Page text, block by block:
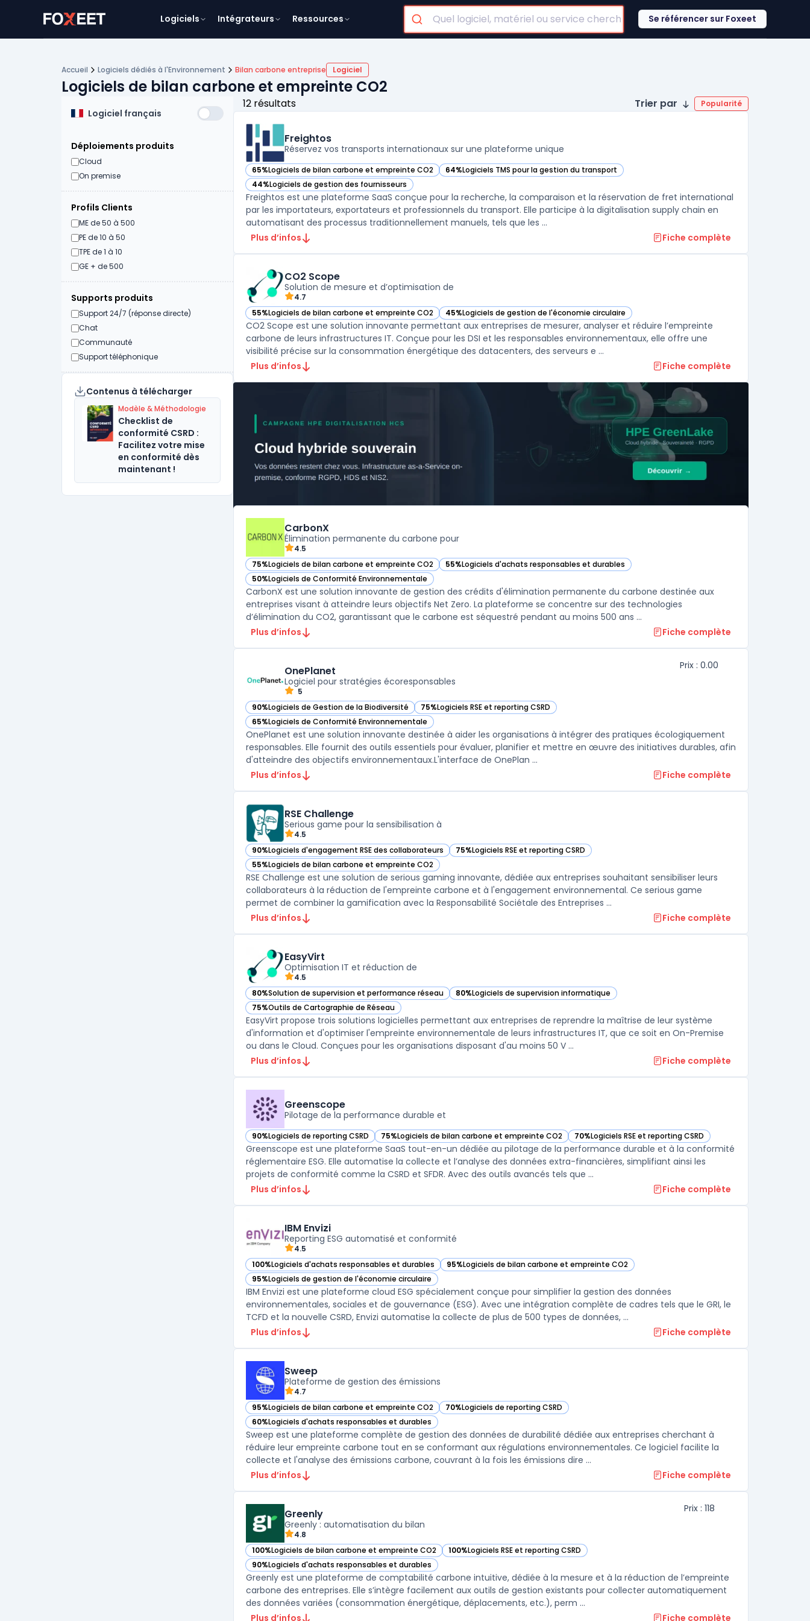
Logiciels Intégrateurs Ressources Se référencer sur Foxeet
Accueil Logiciels dédiés à l'Environnement Bilan carbone entreprise Logiciel
Logiciels de bilan carbone et empreinte CO2
Logiciel français
Déploiements produits
Cloud
On premise
Profils Clients
ME de 50 à 500
PE de 10 à 50
TPE de 1 à 10
GE + de 500
Supports produits
Support 24/7 (réponse directe)
Chat
Communauté
Support téléphonique
Contenus à télécharger
Modèle & Méthodologie
Checklist de
conformité CSRD :
Facilitez votre mise
en conformité dès
maintenant !
12 résultats Trier par Popularité
Freightos
Réservez vos transports internationaux sur une plateforme unique
65%Logiciels de bilan carbone et empreinte CO2
— voir Freightos dans cette catégorie 64%Logiciels TMS pour la gestion du transport
— voir Freightos dans cette catégorie
44%Logiciels de gestion des fournisseurs
— voir Freightos dans cette catégorie
Freightos est une plateforme SaaS conçue pour la recherche, la comparaison et la réservation de fret international
par les importateurs, exportateurs et professionnels du transport. Elle participe à la digitalisation supply chain en
automatisant des processus traditionnellement manuels, tels que les ...
Plus d’infos
Fiche complète
CO2 Scope
Solution de mesure et d’optimisation de
4.7
55%Logiciels de bilan carbone et empreinte CO2
— voir CO2 Scope dans cette catégorie 45%Logiciels de gestion de l'économie circulaire
— voir CO2 Scope dans cette catégorie
CO2 Scope est une solution innovante permettant aux entreprises de mesurer, analyser et réduire l’empreinte
carbone de leurs infrastructures IT. Conçue pour les DSI et les responsables environnementaux, elle offre une
visibilité précise sur la consommation énergétique des datacenters, des serveurs e ...
Plus d’infos
Fiche complète
CarbonX
Élimination permanente du carbone pour
4.5
75%Logiciels de bilan carbone et empreinte CO2
— voir CarbonX dans cette catégorie 55%Logiciels d'achats responsables et durables
— voir CarbonX dans cette catégorie
50%Logiciels de Conformité Environnementale
— voir CarbonX dans cette catégorie
CarbonX est une solution innovante de gestion des crédits d'élimination permanente du carbone destinée aux
entreprises visant à atteindre leurs objectifs Net Zero. La plateforme se concentre sur des technologies
d’élimination du CO2, garantissant que le carbone est séquestré pendant au moins 500 ans ...
Plus d’infos
Fiche complète
OnePlanet
Logiciel pour stratégies écoresponsables
5
Prix : 0.00
90%Logiciels de Gestion de la Biodiversité
— voir OnePlanet dans cette catégorie 75%Logiciels RSE et reporting CSRD
— voir OnePlanet dans cette catégorie
65%Logiciels de Conformité Environnementale
— voir OnePlanet dans cette catégorie
OnePlanet est une solution innovante destinée à aider les organisations à intégrer des pratiques écologiquement
responsables. Elle fournit des outils essentiels pour évaluer, planifier et mettre en œuvre des initiatives durables, afin
d'atteindre des objectifs environnementaux.L'interface de OnePlan ...
Plus d’infos
Fiche complète
RSE Challenge
Serious game pour la sensibilisation à
4.5
90%Logiciels d'engagement RSE des collaborateurs
— voir RSE Challenge dans cette catégorie 75%Logiciels RSE et reporting CSRD
— voir RSE Challenge dans cette catégorie
55%Logiciels de bilan carbone et empreinte CO2
— voir RSE Challenge dans cette catégorie
RSE Challenge est une solution de serious gaming innovante, dédiée aux entreprises souhaitant sensibiliser leurs
collaborateurs à la réduction de l'empreinte carbone et à l'engagement environnemental. Ce serious game
permet de combiner la gamification avec la Responsabilité Sociétale des Entreprises ...
Plus d’infos
Fiche complète
EasyVirt
Optimisation IT et réduction de
4.5
80%Solution de supervision et performance réseau
— voir EasyVirt dans cette catégorie 80%Logiciels de supervision informatique
— voir EasyVirt dans cette catégorie
75%Outils de Cartographie de Réseau
— voir EasyVirt dans cette catégorie
EasyVirt propose trois solutions logicielles permettant aux entreprises de reprendre la maîtrise de leur système
d'information et d'optimiser l'empreinte environnementale de leurs infrastructures IT, que ce soit en On-Premise
ou dans le Cloud. Conçues pour les organisations disposant d'au moins 50 V ...
Plus d’infos
Fiche complète
Greenscope
Pilotage de la performance durable et
90%Logiciels de reporting CSRD
— voir Greenscope dans cette catégorie
75%Logiciels de bilan carbone et empreinte CO2
— voir Greenscope dans cette catégorie 70%Logiciels RSE et reporting CSRD
— voir Greenscope dans cette catégorie
Greenscope est une plateforme SaaS tout-en-un dédiée au pilotage de la performance durable et à la conformité
réglementaire ESG. Elle automatise la collecte et l’analyse des données extra-financières, simplifiant ainsi les
projets de conformité comme la CSRD et SFDR. Avec des outils avancés tels que ...
Plus d’infos
Fiche complète
IBM Envizi
Reporting ESG automatisé et conformité
4.5
100%Logiciels d'achats responsables et durables
— voir IBM Envizi dans cette catégorie 95%Logiciels de bilan carbone et empreinte CO2
— voir IBM Envizi dans cette catégorie
95%Logiciels de gestion de l'économie circulaire
— voir IBM Envizi dans cette catégorie
IBM Envizi est une plateforme cloud ESG spécialement conçue pour simplifier la gestion des données
environnementales, sociales et de gouvernance (ESG). Avec une intégration complète de cadres tels que le GRI, le
TCFD et la nouvelle CSRD, Envizi automatise la collecte de plus de 500 types de données, ...
Plus d’infos
Fiche complète
Sweep
Plateforme de gestion des émissions
4.7
95%Logiciels de bilan carbone et empreinte CO2
— voir Sweep dans cette catégorie 70%Logiciels de reporting CSRD
— voir Sweep dans cette catégorie
60%Logiciels d'achats responsables et durables
— voir Sweep dans cette catégorie
Sweep est une plateforme complète de gestion des données de durabilité dédiée aux entreprises cherchant à
réduire leur empreinte carbone tout en se conformant aux régulations environnementales. Ce logiciel facilite la
collecte et l'analyse des émissions carbone, couvrant à la fois les émissions dire ...
Plus d’infos
Fiche complète
Greenly
Greenly : automatisation du bilan
4.8
Prix : 118
100%Logiciels de bilan carbone et empreinte CO2
— voir Greenly dans cette catégorie 100%Logiciels RSE et reporting CSRD
— voir Greenly dans cette catégorie
90%Logiciels d'achats responsables et durables
— voir Greenly dans cette catégorie
Greenly est une plateforme de comptabilité carbone intuitive, dédiée à la mesure et à la réduction de l’empreinte
carbone des entreprises. Elle s’intègre facilement aux outils de gestion existants pour collecter automatiquement
des données variées (consommation énergétique, déplacements, etc.), perm ...
Plus d’infos
Fiche complète